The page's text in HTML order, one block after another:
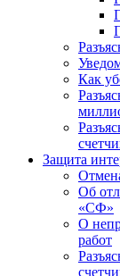
Как
Защита
Об
«СФ»
О
работ